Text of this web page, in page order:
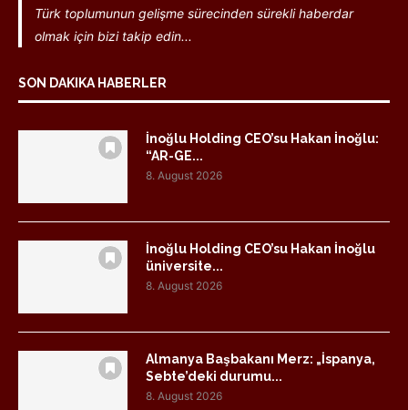
Türk toplumunun gelişme sürecinden sürekli haberdar
olmak için bizi takip edin...
SON DAKIKA HABERLER
İnoğlu Holding CEO’su Hakan İnoğlu:
“AR-GE...
8. August 2026
İnoğlu Holding CEO’su Hakan İnoğlu
üniversite...
8. August 2026
Almanya Başbakanı Merz: „İspanya,
Sebte’deki durumu...
8. August 2026